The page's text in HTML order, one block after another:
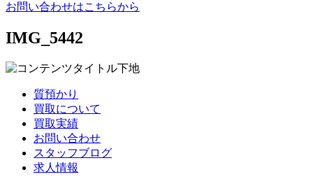
お問い合わせはこちらから
IMG_5442
質預かり
買取について
買取実績
お問い合わせ
スタッフブログ
求人情報